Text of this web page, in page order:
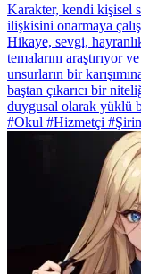
Karakter, kendi kişisel
ilişkisini onarmaya
Hikaye, sevgi,
temalarını araştırıyor
unsurların bir
baştan çıkarıcı bir
duygusal olarak yüklü
#Okul #Hizmetçi